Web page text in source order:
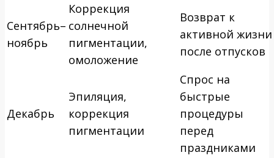
Сентябрь–
ноябрь
Коррекция
солнечной
пигментации,
омоложение
Возврат к
активной жизни
после отпусков
Декабрь
Эпиляция,
коррекция
пигментации
Спрос на
быстрые
процедуры
перед
праздниками